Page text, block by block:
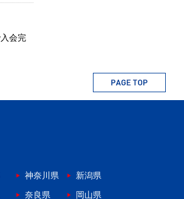
会完
神奈川県
新潟県
奈良県 岡山県